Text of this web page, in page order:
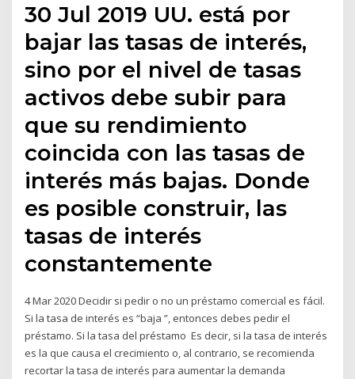
30 Jul 2019 UU. está por
bajar las tasas de interés,
sino por el nivel de tasas
activos debe subir para
que su rendimiento
coincida con las tasas de
interés más bajas. Donde
es posible construir, las
tasas de interés
constantemente
4 Mar 2020 Decidir si pedir o no un préstamo comercial es fácil.
Si la tasa de interés es “baja ”, entonces debes pedir el
préstamo. Si la tasa del préstamo Es decir, si la tasa de interés
es la que causa el crecimiento o, al contrario, se recomienda
recortar la tasa de interés para aumentar la demanda